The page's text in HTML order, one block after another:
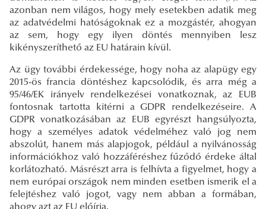
azonban nem világos, hogy mely esetekben adatik meg
az adatvédelmi hatóságoknak ez a mozgástér, ahogyan
az sem, hogy egy ilyen döntés mennyiben lesz
kikényszeríthető az EU határain kívül.
Az ügy további érdekessége, hogy noha az alapügy egy
2015-ös francia döntéshez kapcsolódik, és arra még a
95/46/EK irányelv rendelkezései vonatkoznak, az EUB
fontosnak tartotta kitérni a GDPR rendelkezéseire. A
GDPR vonatkozásában az EUB egyrészt hangsúlyozta,
hogy a személyes adatok védelméhez való jog nem
abszolút, hanem más alapjogok, például a nyilvánosság
információkhoz való hozzáféréshez fűződő érdeke által
korlátozható. Másrészt arra is felhívta a figyelmet, hogy a
nem európai országok nem minden esetben ismerik el a
felejtéshez való jogot, vagy nem abban a formában,